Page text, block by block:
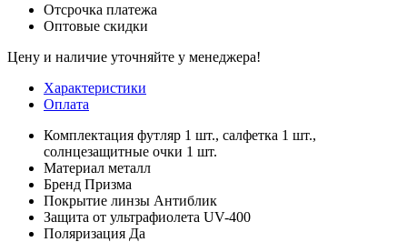
Отсрочка платежа
Оптовые скидки
Цену и наличие уточняйте у менеджера!
Характеристики
Оплата
Комплектация футляр 1 шт., салфетка 1 шт.,
солнцезащитные очки 1 шт.
Материал металл
Бренд Призма
Покрытие линзы Антиблик
Защита от ультрафиолета UV-400
Поляризация Да